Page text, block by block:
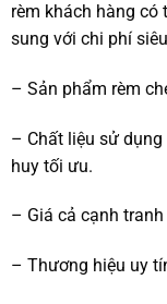
rèm khách hàng có
sung với chi phí
– Sản phẩm rèm
– Chất liệu sử
huy tối ưu.
– Giá cả cạnh
– Thương hiệu uy